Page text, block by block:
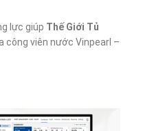
lực giúp Thế Giới Tủ
công viên nước Vinpearl –